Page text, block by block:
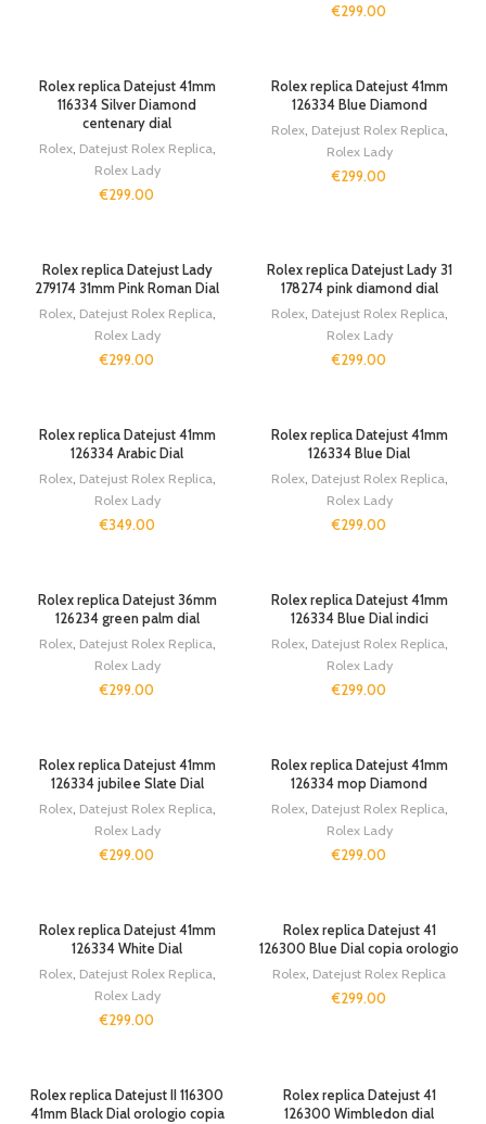
€299.00
Rolex replica Datejust 41mm
116334 Silver Diamond
centenary dial
Rolex, Datejust Rolex Replica,
Rolex Lady
€299.00
Rolex replica Datejust 41mm
126334 Blue Diamond
Rolex, Datejust Rolex Replica,
Rolex Lady
€299.00
Rolex replica Datejust Lady
279174 31mm Pink Roman Dial
Rolex, Datejust Rolex Replica,
Rolex Lady
€299.00
Rolex replica Datejust Lady 31
178274 pink diamond dial
Rolex, Datejust Rolex Replica,
Rolex Lady
€299.00
Rolex replica Datejust 41mm
126334 Arabic Dial
Rolex, Datejust Rolex Replica,
Rolex Lady
€349.00
Rolex replica Datejust 41mm
126334 Blue Dial
Rolex, Datejust Rolex Replica,
Rolex Lady
€299.00
Rolex replica Datejust 36mm
126234 green palm dial
Rolex, Datejust Rolex Replica,
Rolex Lady
€299.00
Rolex replica Datejust 41mm
126334 Blue Dial indici
Rolex, Datejust Rolex Replica,
Rolex Lady
€299.00
Rolex replica Datejust 41mm
126334 jubilee Slate Dial
Rolex, Datejust Rolex Replica,
Rolex Lady
€299.00
Rolex replica Datejust 41mm
126334 mop Diamond
Rolex, Datejust Rolex Replica,
Rolex Lady
€299.00
Rolex replica Datejust 41mm
126334 White Dial
Rolex, Datejust Rolex Replica,
Rolex Lady
€299.00
Rolex replica Datejust 41
126300 Blue Dial copia orologio
Rolex, Datejust Rolex Replica
€299.00
Rolex replica Datejust II 116300
41mm Black Dial orologio copia
Rolex replica Datejust 41
126300 Wimbledon dial